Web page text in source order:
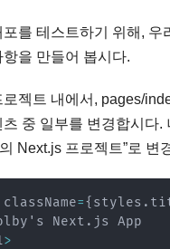
포를 테스트하기 위해, 우
항을 만들어 봅시다.
로젝트 내에서, pages/
츠 중 일부를 변경합시다.
Next.js 프로젝트”로 변
={ styles .
Next
.
>